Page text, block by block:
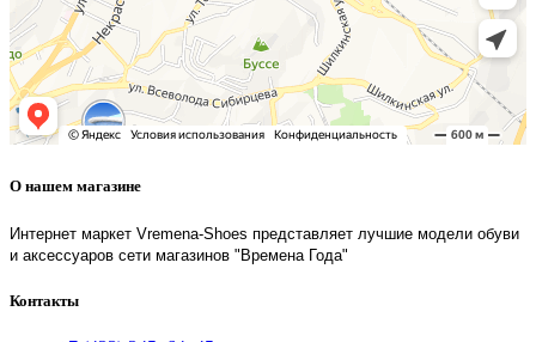
О нашем магазине
Интернет маркет Vremena-Shoes представляет лучшие модели обуви
и аксессуаров сети магазинов "Времена Года"
Контакты